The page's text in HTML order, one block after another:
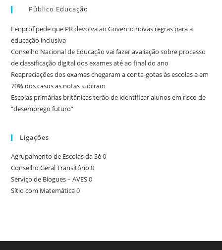
Público Educação
Fenprof pede que PR devolva ao Governo novas regras para a
educação inclusiva
Conselho Nacional de Educação vai fazer avaliação sobre processo
de classificação digital dos exames até ao final do ano
Reapreciações dos exames chegaram a conta-gotas às escolas e em
70% dos casos as notas subiram
Escolas primárias britânicas terão de identificar alunos em risco de
“desemprego futuro”
Ligações
Agrupamento de Escolas da Sé0
Conselho Geral Transitório 0
Serviço de Blogues – AVES0
Sítio com Matemática0